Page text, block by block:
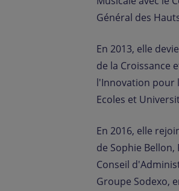
Général des
En 2013, elle
de la Croissance
l'Innovation pour
Ecoles et
En 2016, elle
de Sophie
Conseil
Groupe Sodexo,